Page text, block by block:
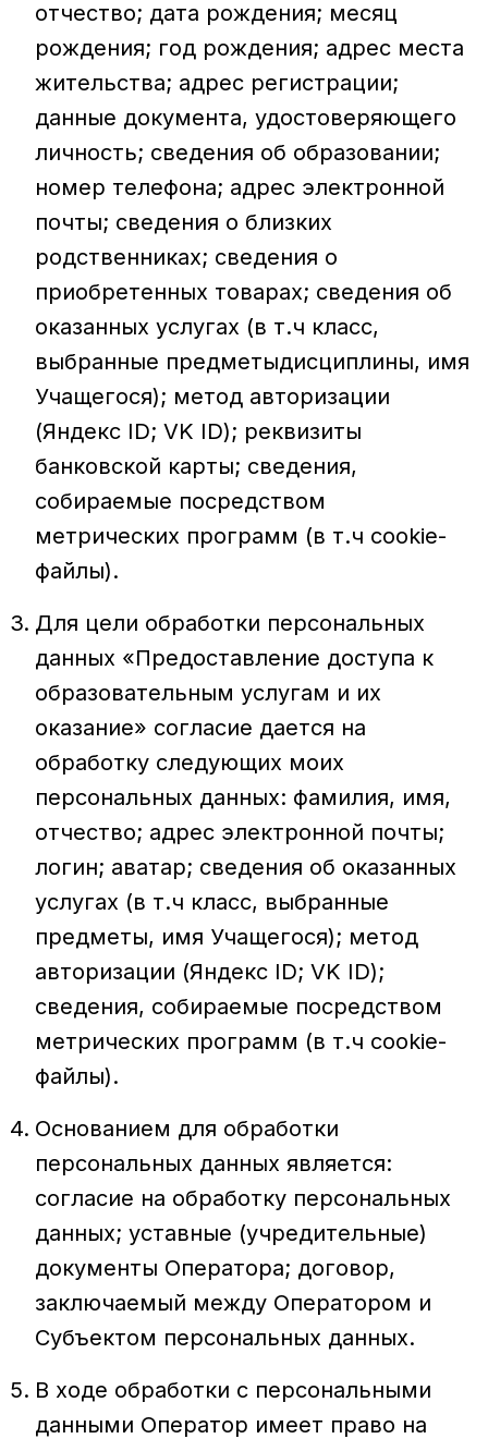
отчество; дата рождения; месяц
рождения; год рождения; адрес места
жительства; адрес регистрации;
данные документа, удостоверяющего
личность; сведения об образовании;
номер телефона; адрес электронной
почты; сведения о близких
родственниках; сведения о
приобретенных товарах; сведения об
оказанных услугах (в т.ч класс,
выбранные предметыдисциплины, имя
Учащегося); метод авторизации
(Яндекс ID; VK ID); реквизиты
банковской карты; сведения,
собираемые посредством
метрических программ (в т.ч cookie-
файлы).
Для цели обработки персональных
данных «Предоставление доступа к
образовательным услугам и их
оказание» согласие дается на
обработку следующих моих
персональных данных: фамилия, имя,
отчество; адрес электронной почты;
логин; аватар; сведения об оказанных
услугах (в т.ч класс, выбранные
предметы, имя Учащегося); метод
авторизации (Яндекс ID; VK ID);
сведения, собираемые посредством
метрических программ (в т.ч cookie-
файлы).
Основанием для обработки
персональных данных является:
согласие на обработку персональных
данных; уставные (учредительные)
документы Оператора; договор,
заключаемый между Оператором и
Субъектом персональных данных.
В ходе обработки с персональными
данными Оператор имеет право на